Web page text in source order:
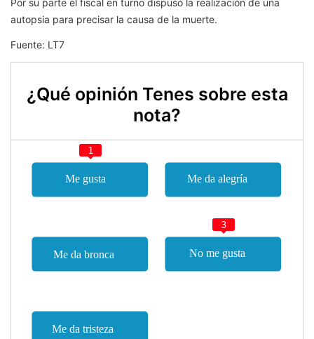
Por su parte el fiscal en turno dispuso la realización de una
autopsia para precisar la causa de la muerte.
Fuente: LT7
¿Qué opinión Tenes sobre esta
nota?
1
3